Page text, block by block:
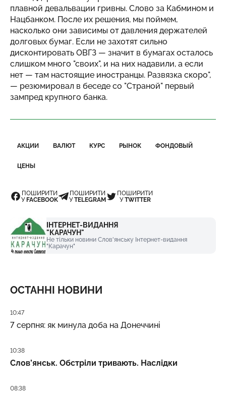
плавной девальвации гривны. Слово за Кабмином и
Нацбанком. После их решения, мы поймем,
насколько они зависимы от давления держателей
долговых бумаг. Если не захотят сильно
дисконтировать ОВГЗ — значит в бумагах осталось
слишком много "своих", и на них надавили, а если
нет — там настоящие иностранцы. Развязка скоро",
— резюмировал в беседе со "Страной" первый
зампред крупного банка.
АКЦИИ ВАЛЮТ КУРС РЫНОК ФОНДОВЫЙ
ЦЕНЫ
ПОШИРИТИ
УFACEBOOK
ПОШИРИТИ
УTELEGRAM
ПОШИРИТИ
УTWITTER
ІНТЕРНЕТ-ВИДАННЯ
"КАРАЧУН"
Не тільки новини Слов'янську Інтернет-видання
"Карачун"
ОСТАННІ НОВИНИ
Дата публікації
10:47
7 серпня: як минула доба на Донеччині
Дата публікації
10:38
Слов’янськ. Обстріли тривають. Наслідки
Дата публікації
08:38